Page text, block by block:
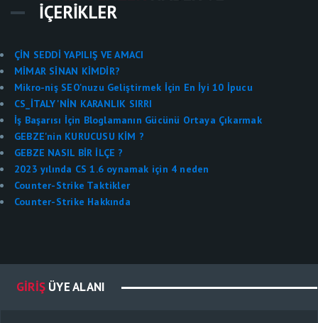
İÇERIKLER
ÇİN SEDDİ YAPILIŞ VE AMACI
MİMAR SİNAN KİMDİR?
Mikro-niş SEO'nuzu Geliştirmek İçin En İyi 10 İpucu
CS_İTALY'NİN KARANLIK SIRRI
İş Başarısı İçin Bloglamanın Gücünü Ortaya Çıkarmak
GEBZE'nin KURUCUSU KİM ?
GEBZE NASIL BİR İLÇE ?
2023 yılında CS 1.6 oynamak için 4 neden
Counter-Strike Taktikler
Counter-Strike Hakkında
GIRIŞ ÜYE ALANI